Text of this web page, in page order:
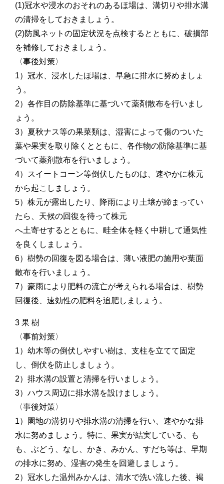
(1)冠水や浸水のおそれのあるほ場は、溝切りや排水溝
の清掃をしておきましょう。
(2)防風ネットの固定状況を点検するとともに、破損部
を補修しておきましょう。
〈事後対策〉
1）冠水、浸水したほ場は、早急に排水に努めましょ
う。
2）各作目の防除基準に基づいて薬剤散布を行いまし
ょう。
3）夏秋ナス等の果菜類は、湿害によって傷のついた
葉や果実を取り除くとともに、各作物の防除基準に基
づいて薬剤散布を行いましょう。
4）スイートコーン等倒伏したものは、速やかに株元
から起こしましょう。
5）株元が露出したり、降雨により土壌が締まってい
たら、天候の回復を待って株元
へ土寄せするとともに、畦全体を軽く中耕して通気性
を良くしましょう。
6）樹勢の回復を図る場合は、薄い液肥の施用や葉面
散布を行いましょう。
7）豪雨により肥料の流亡が考えられる場合は、樹勢
回復後、速効性の肥料を追肥しましょう。
3 果 樹
〈事前対策〉
1）幼木等の倒伏しやすい樹は、支柱を立てて固定
し、倒伏を防止しましょう。
2）排水溝の設置と清掃を行いましょう。
3）ハウス周辺に排水溝を設けましょう。
〈事後対策〉
1）園地の溝切りや排水溝の清掃を行い、速やかな排
水に努めましょう。特に、果実が結実している、も
も、ぶどう、なし、かき、みかん、すだち等は、早期
の排水に努め、湿害の発生を回避しましょう。
2）冠水した温州みかんは、清水で洗い流した後、褐